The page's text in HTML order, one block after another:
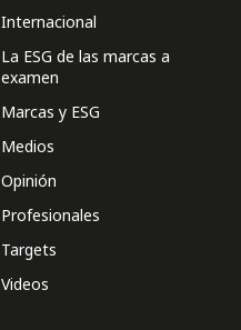
Internacional
La ESG de las marcas a
examen
Marcas y ESG
Medios
Opinión
Profesionales
Targets
Videos